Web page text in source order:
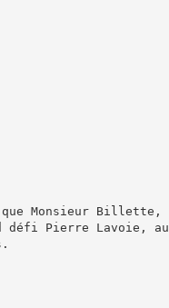
Monsieur Billette,
défi Pierre Lavoie, au